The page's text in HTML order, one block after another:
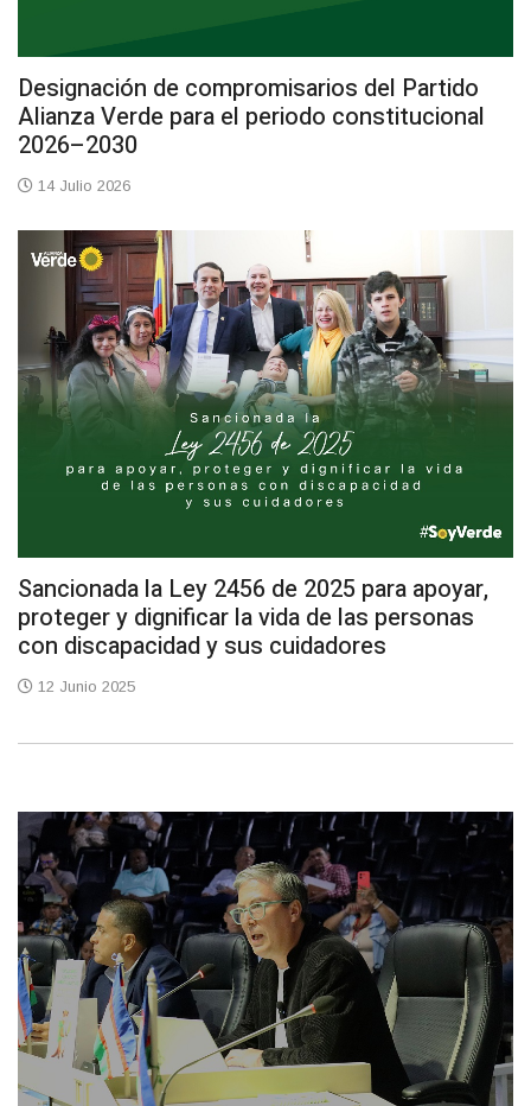
Designación de compromisarios del Partido
Alianza Verde para el periodo constitucional
2026–2030
14 Julio 2026
Sancionada la Ley 2456 de 2025 para apoyar,
proteger y dignificar la vida de las personas
con discapacidad y sus cuidadores
12 Junio 2025